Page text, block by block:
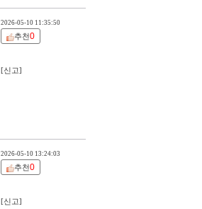
2026-05-10 11:35:50
추천0
[신고]
2026-05-10 13:24:03
추천0
[신고]